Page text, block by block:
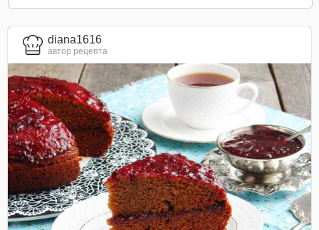
diana1616
автор рецепта